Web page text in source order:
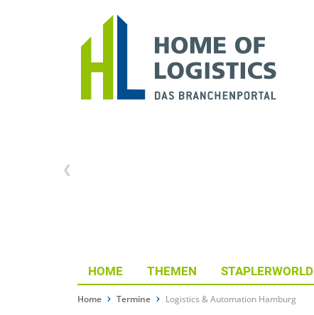
HOME THEMEN STAPLERWORLD
Home Termine Logistics & Automation Hamburg